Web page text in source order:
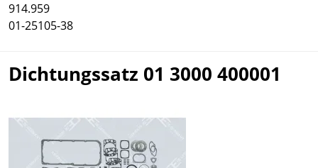
914.959
01-25105-38
Dichtungssatz 01 3000 400001